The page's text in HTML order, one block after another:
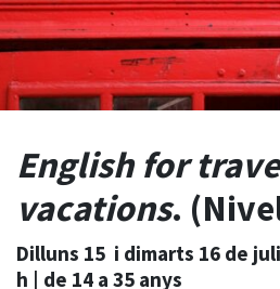
English for
vacations.
Dilluns 15 i dimarts 16 de
h | de 14 a 35 anys